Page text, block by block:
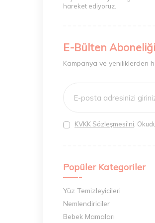
Bioblas (17)
Bioderma (101)
Capicade (25)
CECEMED (1)
CeraVe (23)
Clear (3)
makineleri, en popüler tıraş
markalarının önünde yer
hareket ediyoruz.
E-Bülten Aboneliği
Kampanya ve yeniliklerden
KVKK Sözleşmesi'ni ,
Popüler Kategoriler
Yüz Temizleyicileri
Nemlendiriciler
Bebek Mamaları